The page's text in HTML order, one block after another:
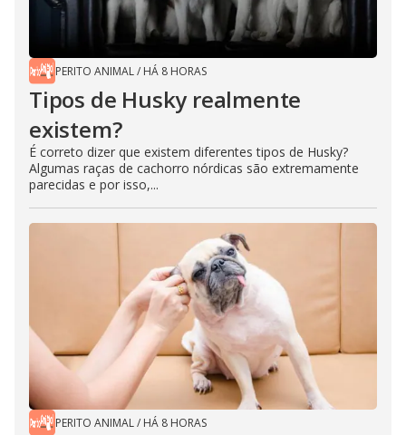
PERITO ANIMAL/ HÁ 8 HORAS
Tipos de Husky realmente
existem?
É correto dizer que existem diferentes tipos de Husky?
Algumas raças de cachorro nórdicas são extremamente
parecidas e por isso,...
PERITO ANIMAL/ HÁ 8 HORAS